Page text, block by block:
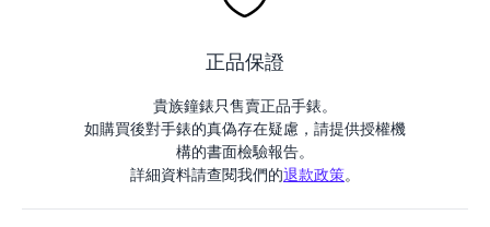
正品保證
貴族鐘錶只售賣正品手錶。
如購買後對手錶的真偽存在疑慮，請提供授權機
構的書面檢驗報告。
詳細資料請查閱我們的退款政策。